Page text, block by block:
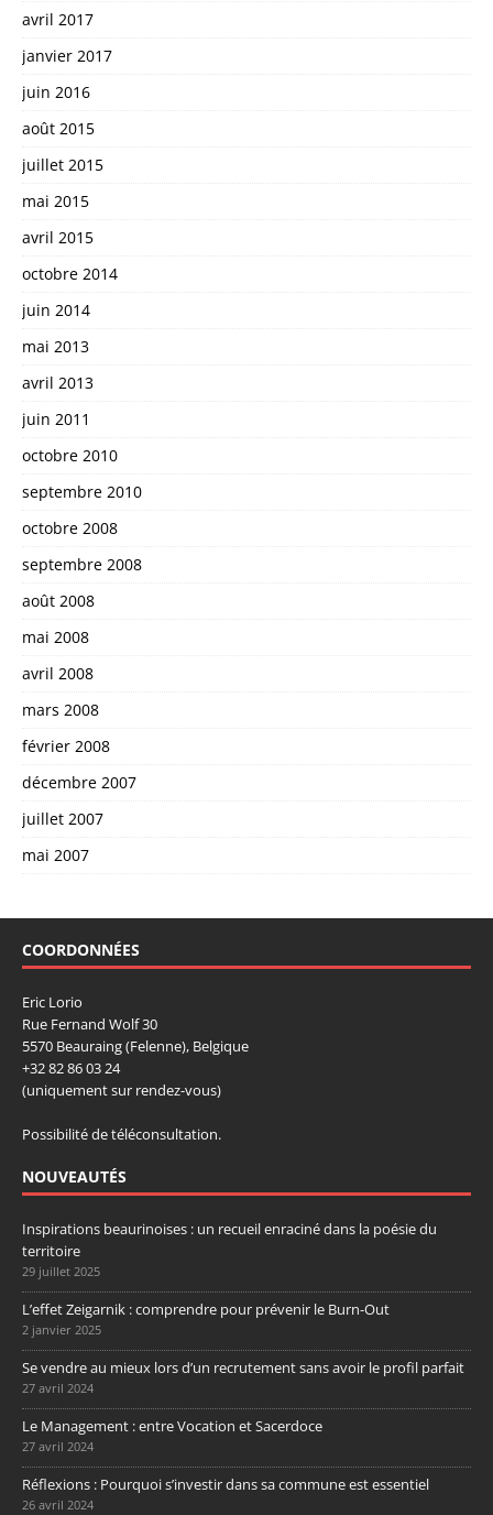
avril 2017
janvier 2017
juin 2016
août 2015
juillet 2015
mai 2015
avril 2015
octobre 2014
juin 2014
mai 2013
avril 2013
juin 2011
octobre 2010
septembre 2010
octobre 2008
septembre 2008
août 2008
mai 2008
avril 2008
mars 2008
février 2008
décembre 2007
juillet 2007
mai 2007
COORDONNÉES
Eric Lorio
Rue Fernand Wolf 30
5570 Beauraing (Felenne), Belgique
+32 82 86 03 24
(uniquement sur rendez-vous)
Possibilité de téléconsultation.
NOUVEAUTÉS
Inspirations beaurinoises : un recueil enraciné dans la poésie du
territoire
29 juillet 2025
L’effet Zeigarnik : comprendre pour prévenir le Burn-Out
2 janvier 2025
Se vendre au mieux lors d’un recrutement sans avoir le profil parfait
27 avril 2024
Le Management : entre Vocation et Sacerdoce
27 avril 2024
Réflexions : Pourquoi s’investir dans sa commune est essentiel
26 avril 2024